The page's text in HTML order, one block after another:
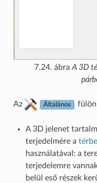
7.24. ábraA 3D
Az Általános fülön
A 3D jelenet
terjedelmére a
használatával: a
terjedelemre
belül eső részek